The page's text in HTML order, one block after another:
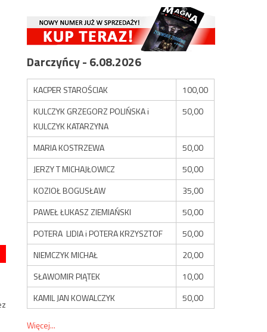
Darczyńcy - 6.08.2026
KACPER STAROŚCIAK
100,00
KULCZYK GRZEGORZ POLIŃSKA i
KULCZYK KATARZYNA
50,00
MARIA KOSTRZEWA
50,00
JERZY T MICHAJŁOWICZ
50,00
KOZIOŁ BOGUSŁAW
35,00
PAWEŁ ŁUKASZ ZIEMIAŃSKI
50,00
POTERA LIDIA i POTERA KRZYSZTOF
50,00
NIEMCZYK MICHAŁ
20,00
SŁAWOMIR PIĄTEK
10,00
KAMIL JAN KOWALCZYK
50,00
Więcej...